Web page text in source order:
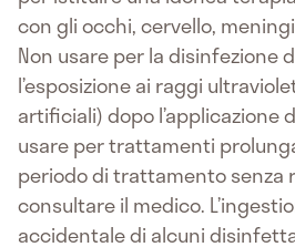
con gli occhi, cervello,
Non usare per la disinfezione
l’esposizione ai raggi
artificiali) dopo l’applicazione
usare per trattamenti
periodo di trattamento senza
consultare il medico.
accidentale di alcuni